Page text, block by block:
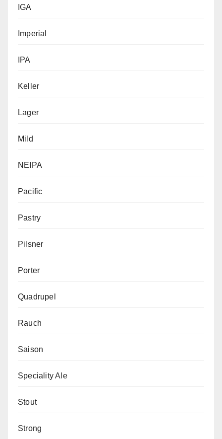
IGA
Imperial
IPA
Keller
Lager
Mild
NEIPA
Pacific
Pastry
Pilsner
Porter
Quadrupel
Rauch
Saison
Speciality Ale
Stout
Strong